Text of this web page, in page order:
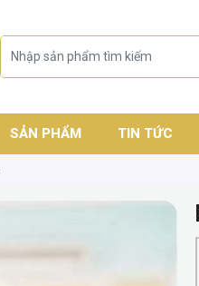
SẢN PHẨM TIN TỨC